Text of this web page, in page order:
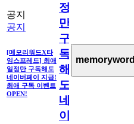
공지
공지
[메모리워드X타
임스프레드] 최애
일정만 구독해도
네이버페이 지급!
최애 구독 이벤트
OPEN!
정
만
구
독
해
도
네
이
memoryword